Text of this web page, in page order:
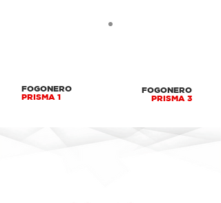
FOGONERO
PRISMA 1
FOGONERO
PRISMA 3